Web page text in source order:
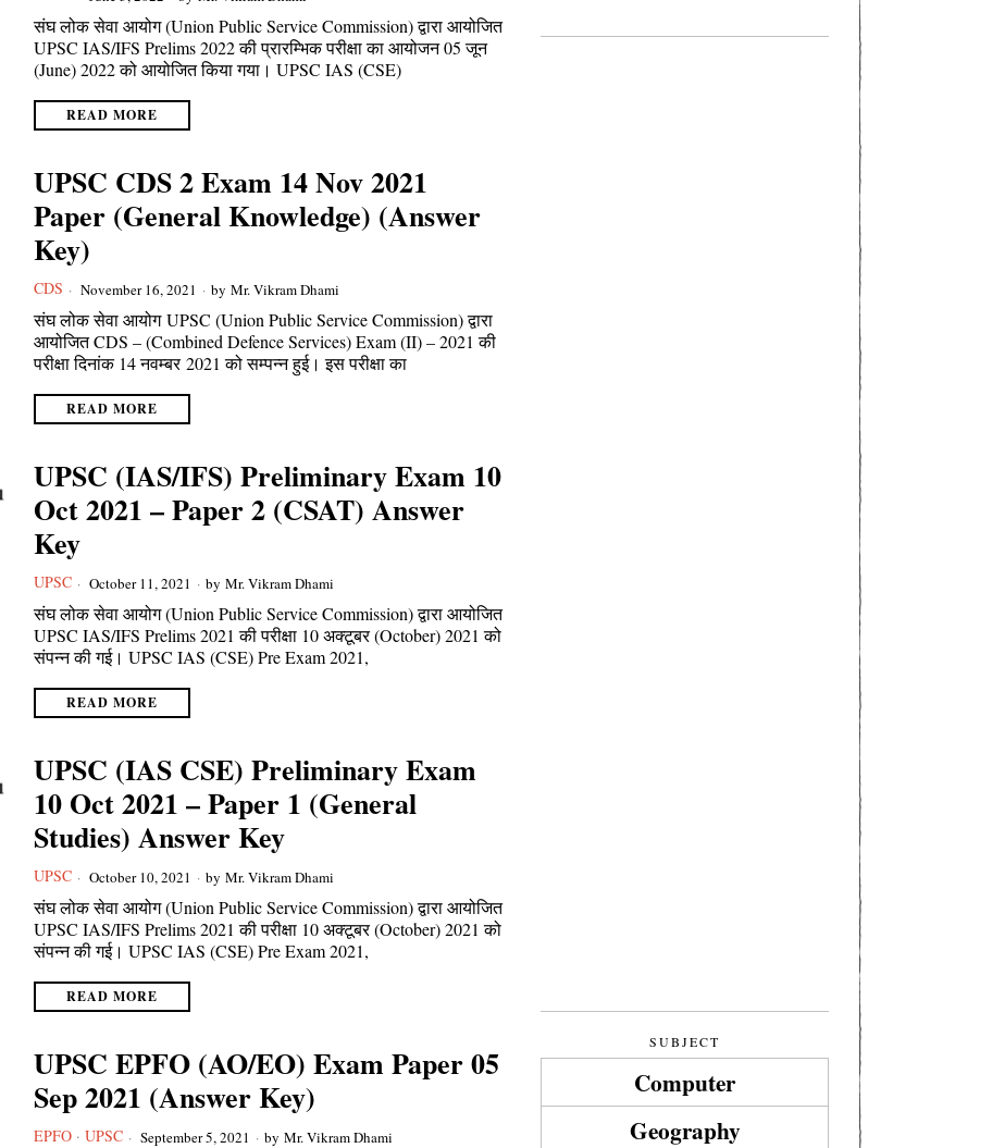
संघ लोक सेवा आयोग (Union Public Service Commission) द्वारा आयोजित
UPSC IAS/IFS Prelims 2022 की प्रारम्भिक परीक्षा का आयोजन 05 जून
(June) 2022 को आयोजित किया गया। UPSC IAS (CSE)
READ MORE
UPSC CDS 2 Exam 14 Nov 2021
Paper (General Knowledge) (Answer
Key)
CDS November 16, 2021 by Mr. Vikram Dhami
संघ लोक सेवा आयोग UPSC (Union Public Service Commission) द्वारा
आयोजित CDS – (Combined Defence Services) Exam (II) – 2021 की
परीक्षा दिनांक 14 नवम्बर 2021 को सम्पन्न हुई। इस परीक्षा का
READ MORE
UPSC (IAS/IFS) Preliminary Exam 10
Oct 2021 – Paper 2 (CSAT) Answer
Key
UPSC October 11, 2021 by Mr. Vikram Dhami
संघ लोक सेवा आयोग (Union Public Service Commission) द्वारा आयोजित
UPSC IAS/IFS Prelims 2021 की परीक्षा 10 अक्टूबर (October) 2021 को
संपन्न की गई। UPSC IAS (CSE) Pre Exam 2021,
READ MORE
UPSC (IAS CSE) Preliminary Exam
10 Oct 2021 – Paper 1 (General
Studies) Answer Key
UPSC October 10, 2021 by Mr. Vikram Dhami
संघ लोक सेवा आयोग (Union Public Service Commission) द्वारा आयोजित
UPSC IAS/IFS Prelims 2021 की परीक्षा 10 अक्टूबर (October) 2021 को
संपन्न की गई। UPSC IAS (CSE) Pre Exam 2021,
READ MORE
UPSC EPFO (AO/EO) Exam Paper 05
Sep 2021 (Answer Key)
EPFO · UPSC September 5, 2021 by Mr. Vikram Dhami
SUBJECT
Computer
Geography